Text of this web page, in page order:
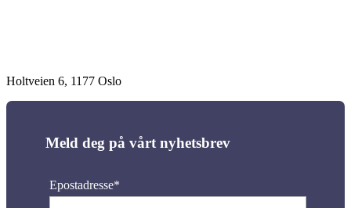
Holtveien 6, 1177 Oslo
Meld deg på vårt nyhetsbrev
Epostadresse*